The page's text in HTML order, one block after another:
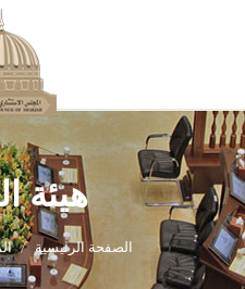
هيئة
الصفحة الرئيسية